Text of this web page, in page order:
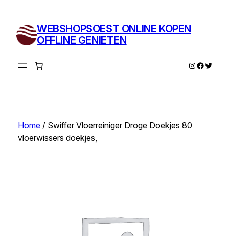
inhoud
WEBSHOPSOEST ONLINE KOPEN
OFFLINE GENIETEN
Instagram
Twitter
Home/ Swiffer Vloerreiniger Droge Doekjes 80
vloerwissers doekjes,